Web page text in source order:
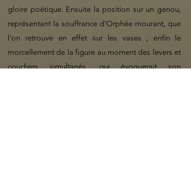
gloire poétique. Ensuite la position sur un genou,
représentant la souffrance d’Orphée mourant, que
l’on retrouve en effet sur les vases ; enfin le
morcellement de la figure au moment des levers et
couchers simultanés, qui évoquerait son